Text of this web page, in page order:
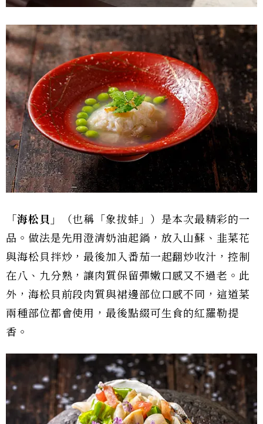
「海松貝」
（也稱「象拔蚌」）是本次最精彩的一
品。做法是先用澄清奶油起鍋，放入山蘇、韭菜花
與海松貝拌炒，最後加入番茄一起翻炒收汁，控制
在八、九分熟，讓肉質保留彈嫩口感又不過老。此
外，海松貝前段肉質與裙邊部位口感不同，這道菜
兩種部位都會使用，最後點綴可生食的紅羅勒提
香。